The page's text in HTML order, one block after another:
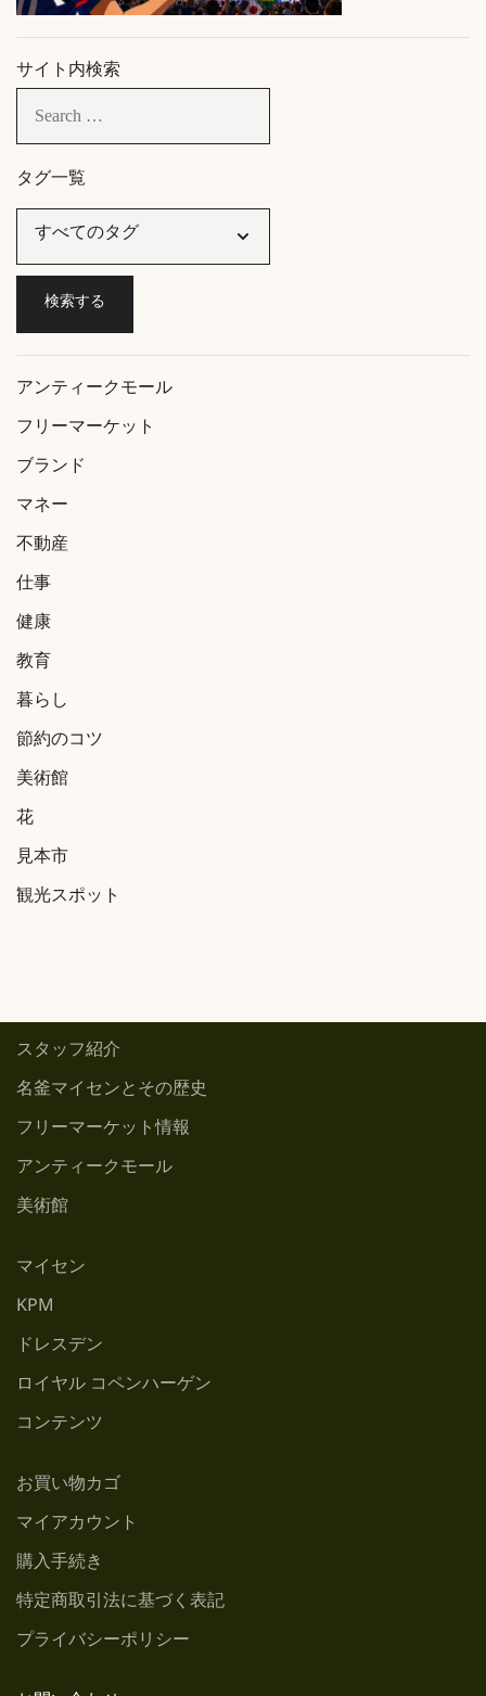
サイト内検索
タグ一覧
アンティークモール
フリーマーケット
ブランド
マネー
不動産
仕事
健康
教育
暮らし
節約のコツ
美術館
花
見本市
観光スポット
スタッフ紹介
名釜マイセンとその歴史
フリーマーケット情報
アンティークモール
美術館
マイセン
KPM
ドレスデン
ロイヤル コペンハーゲン
コンテンツ
お買い物カゴ
マイアカウント
購入手続き
特定商取引法に基づく表記
プライバシーポリシー